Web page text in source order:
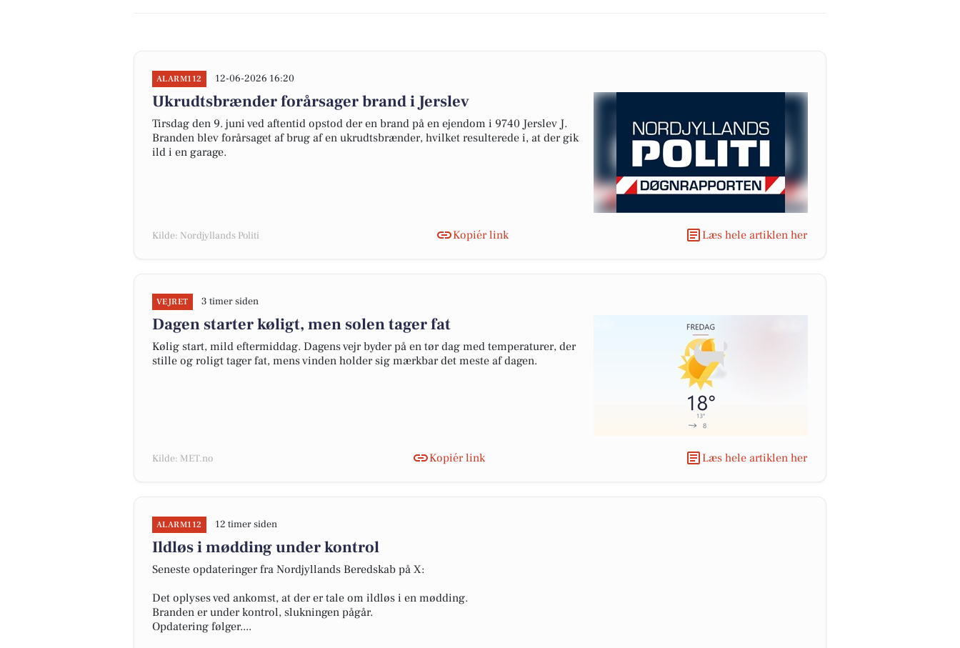
ALARM112 12-06-2026 16:20
Ukrudtsbrænder forårsager brand i Jerslev
Tirsdag den 9. juni ved aftentid opstod der en brand på en ejendom i 9740 Jerslev J.
Branden blev forårsaget af brug af en ukrudtsbrænder, hvilket resulterede i, at der gik
ild i en garage.
Kilde: Nordjyllands Politi Kopiér link Læs hele artiklen her
VEJRET 3 timer siden
Dagen starter køligt, men solen tager fat
Kølig start, mild eftermiddag. Dagens vejr byder på en tør dag med temperaturer, der
stille og roligt tager fat, mens vinden holder sig mærkbar det meste af dagen.
Kilde: MET.no Kopiér link Læs hele artiklen her
ALARM112 12 timer siden
Ildløs i mødding under kontrol
Seneste opdateringer fra Nordjyllands Beredskab på X:
Det oplyses ved ankomst, at der er tale om ildløs i en mødding.
Branden er under kontrol, slukningen pågår.
Opdatering følger....